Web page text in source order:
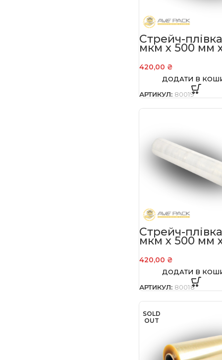
Стрейч-
мкм х 500 мм
420,00 ₴
ДОДАТИ В
АРТИКУЛ: 80019
Стрейч-
мкм х 500 мм
420,00 ₴
ДОДАТИ В
АРТИКУЛ: 80018
SOLD
OUT